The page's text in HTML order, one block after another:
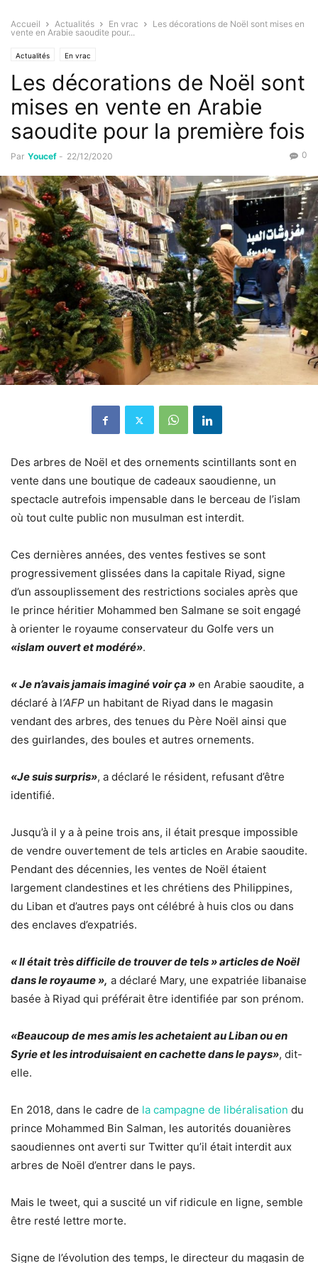
Accueil Actualités En vrac
Les décorations de Noël sont mises en
vente en Arabie saoudite pour...
Actualités En vrac
Les décorations de Noël sont
mises en vente en Arabie
saoudite pour la première fois
Par Youcef - 22/12/2020 0
Des arbres de Noël et des ornements scintillants sont en
vente dans une boutique de cadeaux saoudienne, un
spectacle autrefois impensable dans le berceau de l’islam
où tout culte public non musulman est interdit.
Ces dernières années, des ventes festives se sont
progressivement glissées dans la capitale Riyad, signe
d’un assouplissement des restrictions sociales après que
le prince héritier Mohammed ben Salmane se soit engagé
à orienter le royaume conservateur du Golfe vers un
«islam ouvert et modéré».
« Je n’avais jamais imaginé voir ça » en Arabie saoudite, a
déclaré à l‘AFP un habitant de Riyad dans le magasin
vendant des arbres, des tenues du Père Noël ainsi que
des guirlandes, des boules et autres ornements.
«Je suis surpris», a déclaré le résident, refusant d’être
identifié.
Jusqu’à il y a à peine trois ans, il était presque impossible
de vendre ouvertement de tels articles en Arabie saoudite.
Pendant des décennies, les ventes de Noël étaient
largement clandestines et les chrétiens des Philippines,
du Liban et d’autres pays ont célébré à huis clos ou dans
des enclaves d’expatriés.
« Il était très difficile de trouver de tels » articles de Noël
dans le royaume », a déclaré Mary, une expatriée libanaise
basée à Riyad qui préférait être identifiée par son prénom.
«Beaucoup de mes amis les achetaient au Liban ou en
Syrie et les introduisaient en cachette dans le pays», dit-
elle.
En 2018, dans le cadre de la campagne de libéralisation du
prince Mohammed Bin Salman, les autorités douanières
saoudiennes ont averti sur Twitter qu’il était interdit aux
arbres de Noël d’entrer dans le pays.
Mais le tweet, qui a suscité un vif ridicule en ligne, semble
être resté lettre morte.
Signe de l’évolution des temps, le directeur du magasin de